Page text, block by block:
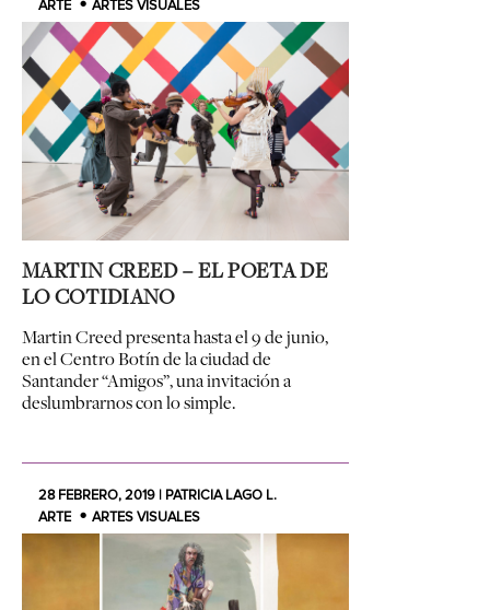
ARTE
ARTES VISUALES
MARTIN CREED – EL POETA DE
LO COTIDIANO
Martin Creed presenta hasta el 9 de junio,
en el Centro Botín de la ciudad de
Santander “Amigos”, una invitación a
deslumbrarnos con lo simple.
28 FEBRERO, 2019 | PATRICIA LAGO L.
ARTE
ARTES VISUALES